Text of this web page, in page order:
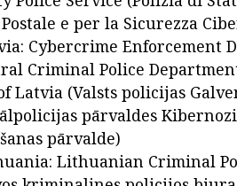
e per la Sicurezza
Cybercrime Enforcement
Criminal Police
Latvia (Valsts policijas
pārvaldes
pārvalde)
Lithuanian Criminal